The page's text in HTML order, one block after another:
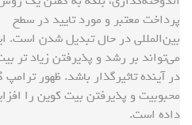
پرداخت معتبر و مورد تایید در سطح
بین‌المللی در حال تبدیل شدن است.
می‌تواند بر رشد و پذیرفتن زیاد تر
در آینده تاثیرگذار باشد. ظهور ترامپ
محبوبیت و پذیرفتن بیت کوین را
داده است.